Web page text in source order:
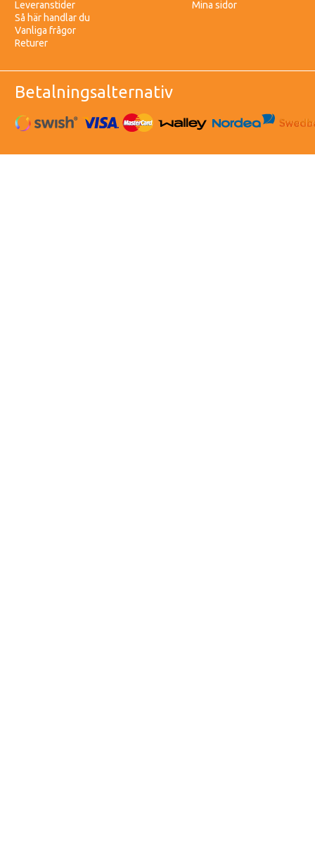
Leveranstider
Så här handlar du
Vanliga frågor
Returer
Mina sidor
Betalningsalternativ